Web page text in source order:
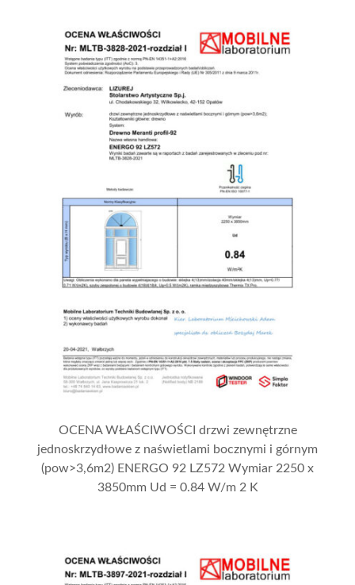
OCENA WŁAŚCIWOŚCI drzwi zewnętrzne
jednoskrzydłowe z naświetlami bocznymi i górnym
(pow>3,6m2) ENERGO 92 LZ572 Wymiar 2250 x
3850mm Ud = 0.84 W/m 2 K